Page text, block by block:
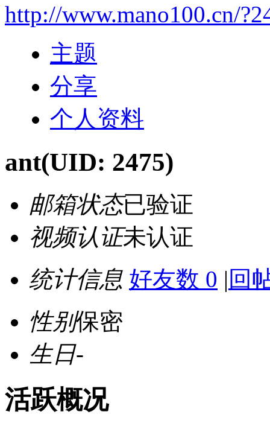
http://www.mano100.cn/
主题
分享
个人资料
ant(UID: 2475)
邮箱状态已验证
视频认证未认证
统计信息 好友数 0 | 回
性别保密
生日-
活跃概况